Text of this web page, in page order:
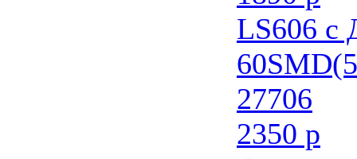
LS606
27706
2350 р